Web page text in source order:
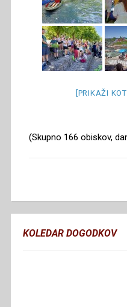
[PRIKAŽI
(Skupno 166 obiskov,
KOLEDAR DOGODKOV